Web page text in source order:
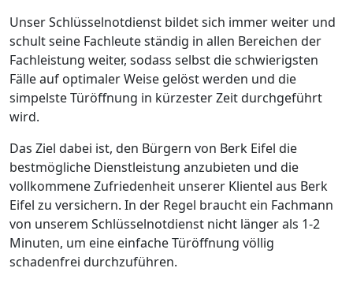
Unser Schlüsselnotdienst bildet sich immer weiter und
schult seine Fachleute ständig in allen Bereichen der
Fachleistung weiter, sodass selbst die schwierigsten
Fälle auf optimaler Weise gelöst werden und die
simpelste Türöffnung in kürzester Zeit durchgeführt
wird.
Das Ziel dabei ist, den Bürgern von Berk Eifel die
bestmögliche Dienstleistung anzubieten und die
vollkommene Zufriedenheit unserer Klientel aus Berk
Eifel zu versichern. In der Regel braucht ein Fachmann
von unserem Schlüsselnotdienst nicht länger als 1-2
Minuten, um eine einfache Türöffnung völlig
schadenfrei durchzuführen.